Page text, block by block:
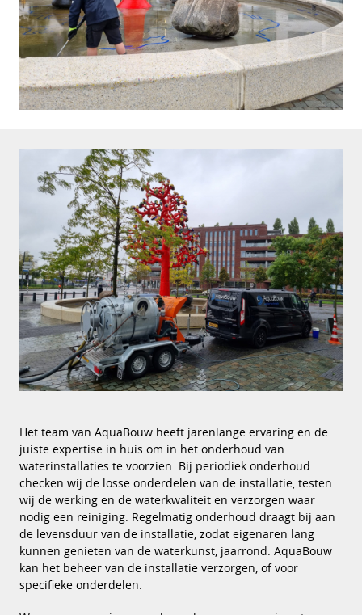
Het team van AquaBouw heeft jarenlange ervaring en de
juiste expertise in huis om in het onderhoud van
waterinstallaties te voorzien. Bij periodiek onderhoud
checken wij de losse onderdelen van de installatie, testen
wij de werking en de waterkwaliteit en verzorgen waar
nodig een reiniging. Regelmatig onderhoud draagt bij aan
de levensduur van de installatie, zodat eigenaren lang
kunnen genieten van de waterkunst, jaarrond. AquaBouw
kan het beheer van de installatie verzorgen, of voor
specifieke onderdelen.